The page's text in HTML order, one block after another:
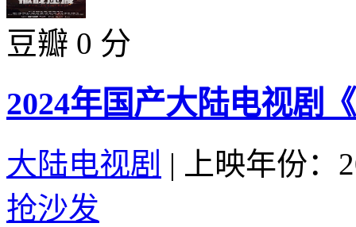
豆瓣 0 分
2024年国产大陆电视剧
大陆电视剧 |
上映年份：
抢沙发